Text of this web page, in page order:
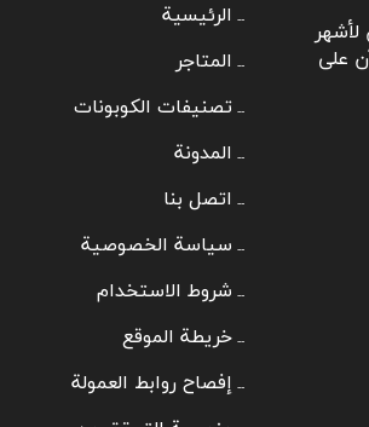
على
الرئيسية
المتاجر
تصنيفات الكوبونات
المدونة
اتصل بنا
سياسة الخصوصية
شروط الاستخدام
خريطة الموقع
إفصاح روابط العمولة